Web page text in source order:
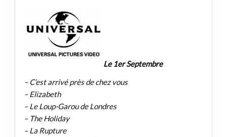
Le 1er Septembre
– C’est arrivé près de chez vous
– Elizabeth
– Le Loup-Garou de Londres
– The Holiday
– La Rupture